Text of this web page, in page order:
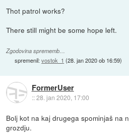
Thot patrol works?
There still might be some hope left.
Zgodovina sprememb…
spremenil:vostok_1 (28. jan 2020 ob 16:59)
FormerUser
::28. jan 2020, 17:00
Bolj kot na kaj drugega spominjaš na
grozdju.